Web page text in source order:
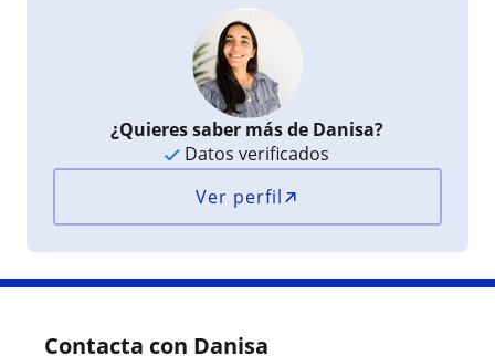
¿Quieres saber más de Danisa?
Datos verificados
Ver perfil
Contacta con Danisa